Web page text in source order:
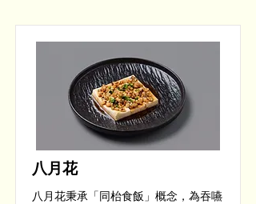
八月花
八月花秉承「同枱食飯」概念，為吞嚥